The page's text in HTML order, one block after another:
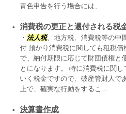
青色申告を行う場合には、...
消費税の更正と還付される税
・ 法人税、地方税、消費税等の中
付 預かり消費税に関しても租税
で、納付期限に応じて財団債権と
とになります。 特に消費税に関
いく税金ですので、破産管財人で
上で、確実な行動をするこ...
決算書作成